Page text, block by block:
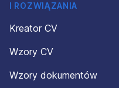
I ROZWIĄZANIA
Kreator CV
Wzory CV
Wzory dokumentów